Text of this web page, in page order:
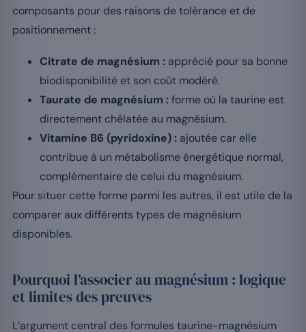
composants pour des raisons de tolérance et de
positionnement :
Citrate de magnésium : apprécié pour sa bonne
biodisponibilité et son coût modéré.
Taurate de magnésium :forme où la taurine est
directement chélatée au magnésium.
Vitamine B6 (pyridoxine) : ajoutée car elle
contribue à un métabolisme énergétique normal,
complémentaire de celui du magnésium.
Pour situer cette forme parmi les autres, il est utile de la
comparer aux différents types de magnésium
disponibles.
Pourquoi l’associer au magnésium : logique
et limites des preuves
L’argument central des formules taurine-magnésium